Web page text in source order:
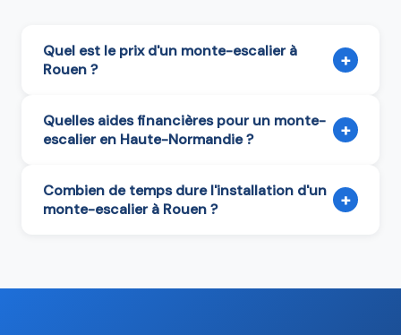
Quel est le prix d'un monte-escalier à
Rouen ?
+
Quelles aides financières pour un monte-
escalier en Haute-Normandie ?
+
Combien de temps dure l'installation d'un
monte-escalier à Rouen ?
+